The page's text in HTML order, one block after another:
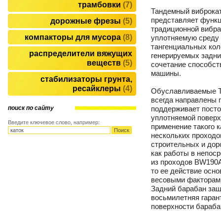
трамбовки 7
дорожные фрезы 5
компакторы для мусора 8
распределители вяжущих
веществ 5
стабилизаторы грунта,
ресайклеры 4
поиск по сайту
Введите ключевое слово, например:
Тандемный
представляет
традиционной
уплотняемую
тангенциальных
генерируемых
сочетание
машины.
Обуславливаемые
всегда направлены
поддерживает
уплотняемой
применение такого
нескольких
строительных и
как работы в
из проходов
то ее действие
весовыми
Задний барабан
восьмилетняя
поверхности